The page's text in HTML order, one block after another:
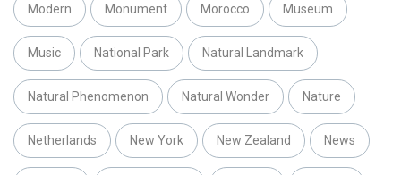
Modern Monument Morocco Museum
Music National Park Natural Landmark
Natural Phenomenon Natural Wonder Nature
Netherlands New York New Zealand News